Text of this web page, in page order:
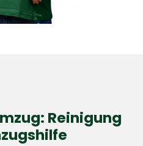
Reinigung